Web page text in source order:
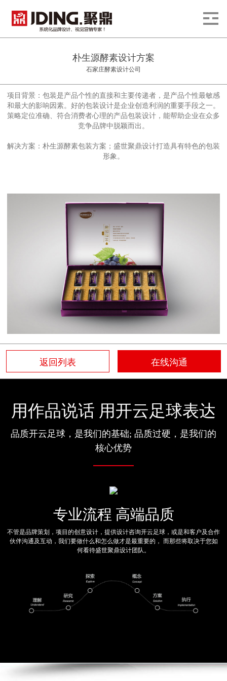
朴生源酵素设计方案
石家庄酵素设计公司
项目背景：包装是产品个性的直接和主要传递者，是产品个性最敏感
和最大的影响因素。好的包装设计是企业创造利润的重要手段之一。
策略定位准确、符合消费者心理的产品包装设计，能帮助企业在众多
竞争品牌中脱颖而出。
解决方案：朴生源酵素包装方案； 盛世聚鼎设计打造具有特色的包装
形象。
返回列表 在线沟通
用作品说话 用开云足球表达
品质开云足球，是我们的基础; 品质过硬，是我们的
核心优势
专业流程 高端品质
不管是品牌策划，项目的创意设计，提供设计咨询开云足球，或是和客户及合作
伙伴沟通及互动，我们要做什么和怎么做才是最重要的， 而那些将取决于您如
何看待盛世聚鼎设计团队。